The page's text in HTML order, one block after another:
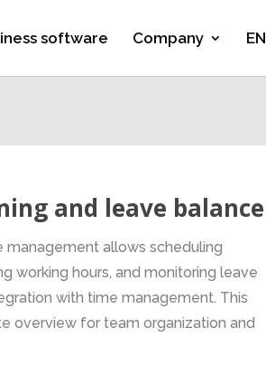
software Company EN
and leave balance
management allows scheduling
working hours, and monitoring leave
with time management. This
overview for team organization and